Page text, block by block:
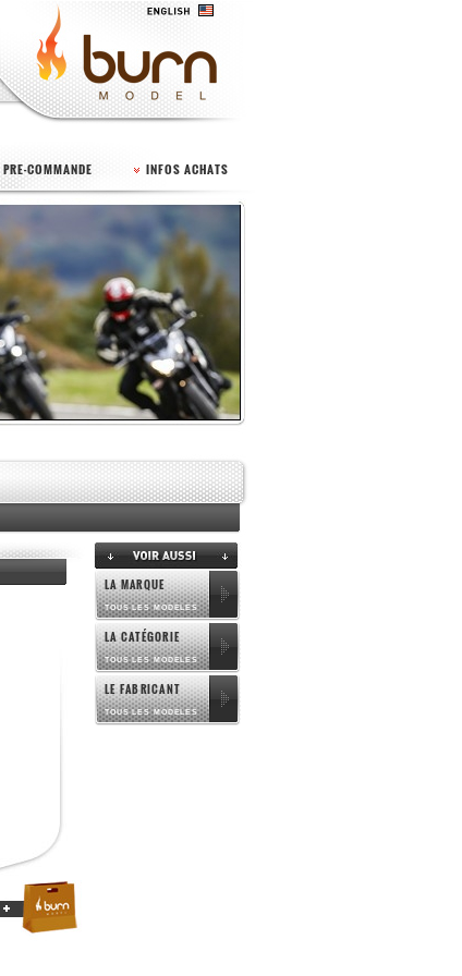
PRE-COMMANDE INFOS ACHATS
LA MARQUE
TOUS LES MODELES
LA CATÉGORIE
TOUS LES MODELES
LE FABRICANT
TOUS LES MODELES